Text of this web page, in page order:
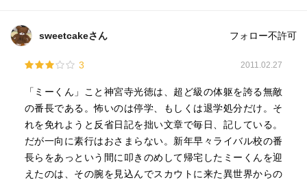
sweetcakeさん フォロー不許可
3 2011.02.27
「ミーくん」こと神宮寺光徳は、超ど級の体躯を誇る無敵
の番長である。怖いのは停学、もしくは退学処分だけ。そ
れを免れようと反省日記を拙い文章で毎日、記している。
だが一向に素行はおさまらない。新年早々ライバル校の番
長らをあっという間に叩きのめして帰宅したミーくんを迎
えたのは、その腕を見込んでスカウトに来た異世界からの